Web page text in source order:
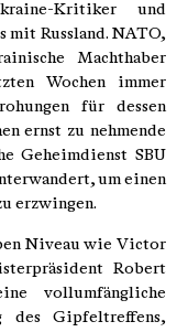
Kritiker und
mit Russland. NATO,
Machthaber
Wochen immer
für dessen
ernst zu nehmende
Geheimdienst SBU
um einen
erzwingen.
Niveau wie Victor
Robert
vollumfängliche
des Gipfeltreffens,